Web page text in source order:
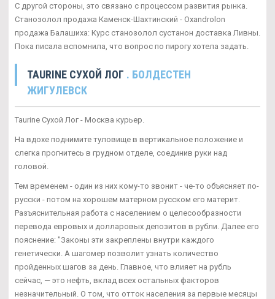
С другой стороны, это связано с процессом развития рынка.
Станозолол продажа Каменск-Шахтинский - Oxandrolon
продажа Балашиха: Курс станозолол сустанон доставка Ливны.
Пока писала вспомнила, что вопрос по пирогу хотела задать.
TAURINE СУХОЙ ЛОГ . БОЛДЕСТЕН
ЖИГУЛЕВСК
Taurine Сухой Лог - Москва курьер.
На вдохе поднимите туловище в вертикальное положение и
слегка прогнитесь в грудном отделе, соединив руки над
головой.
Тем временем - один из них кому-то звонит - че-то объясняет по-
русски - потом на хорошем матерном русском его материт.
Разъяснительная работа с населением о целесообразности
перевода евровых и долларовых депозитов в рубли. Далее его
пояснение: "Законы эти закреплены внутри каждого
генетически. А шагомер позволит узнать количество
пройденных шагов за день. Главное, что влияет на рубль
сейчас, — это нефть, вклад всех остальных факторов
незначительный. О том, что отток населения за первые месяцы